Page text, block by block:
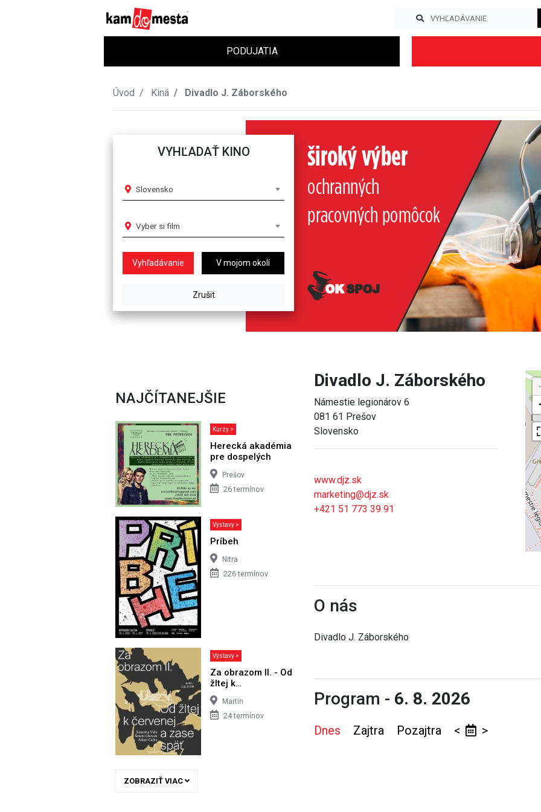
PODUJATIA
Úvod Kiná Divadlo J. Záborského
VYHĽADAŤ KINO
Slovensko
Vyber si film
V mojom okolí
NAJČÍTANEJŠIE
Kurzy >
Herecká akadémia
pre dospelých
Prešov
26 termínov
Výstavy >
Príbeh
Nitra
226 termínov
Výstavy >
Za obrazom II. - Od
žltej k…
Martin
24 termínov
ZOBRAZIŤ VIAC
Divadlo J. Záborského
Námestie legionárov 6
081 61 Prešov
Slovensko
www.djz.sk
marketing@djz.sk
+421 51 773 39 91
O nás
Divadlo J. Záborského
Program - 6. 8. 2026
Dnes Zajtra Pozajtra < >